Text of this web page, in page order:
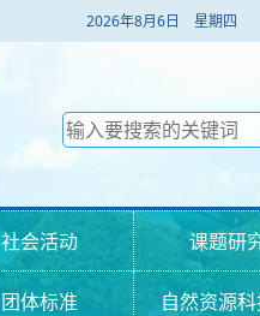
2026年8月6日
社会活动 课题研
团体标准 自然资源